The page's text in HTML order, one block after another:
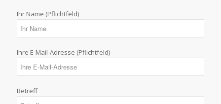
Ihr Name (Pflichtfeld)
Ihre E-Mail-Adresse (Pflichtfeld)
Betreff